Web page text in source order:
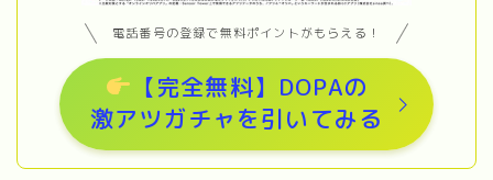
電話番号の登録で無料ポイントがもらえる！
【完全無料】DOPAの
激アツガチャを引いてみる